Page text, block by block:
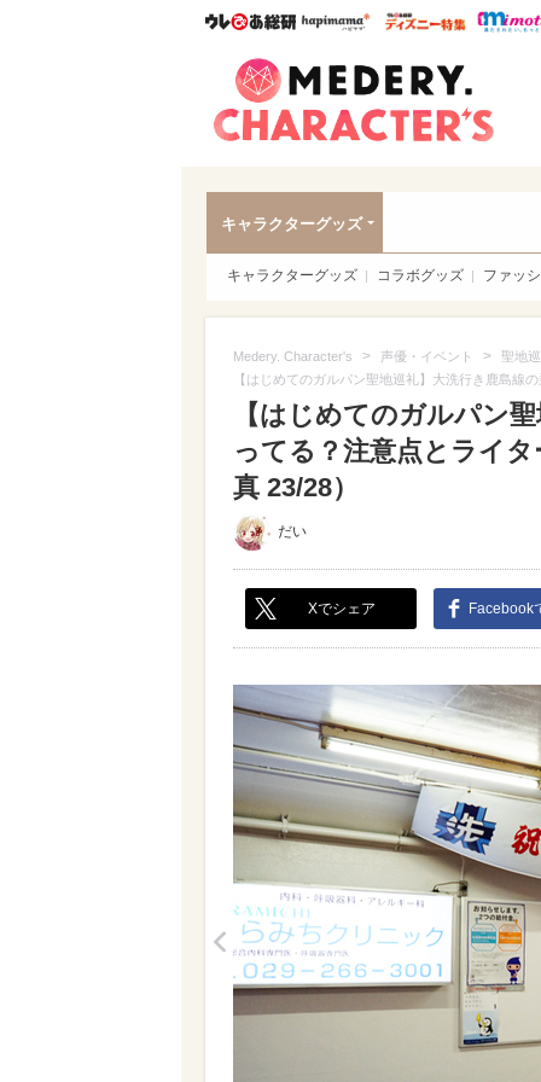
ウレぴあ総研ハピママ*
ウレぴ
キャラクターグッズ
キャラクターグッズ コラボグッズ ファッ
Medery. Character's > 声優・イベント >
聖地
【はじめてのガルパン聖地巡礼】大洗行き鹿島線
【はじめてのガルパン
ってる？注意点とライ
真 23/28）
だい
Xでシェア Facebook